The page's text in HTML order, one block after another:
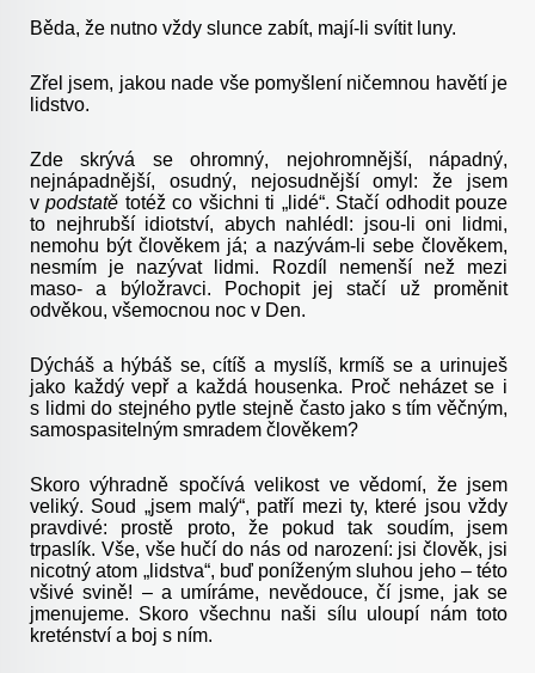
Běda, že nutno vždy slunce zabít, mají-li svítit luny.
Zřel jsem, jakou nade vše pomyšlení ničemnou havětí je
lidstvo.
Zde skrývá se ohromný, nejohromnější, nápadný,
nejnápadnější, osudný, nejosudnější omyl: že jsem
vpodstatě totéž co všichni ti „lidé“. Stačí odhodit pouze
to nejhrubší idiotství, abych nahlédl: jsou-li oni lidmi,
nemohu být člověkem já; a nazývám-li sebe člověkem,
nesmím je nazývat lidmi. Rozdíl nemenší než mezi
maso- a býložravci. Pochopit jej stačí už proměnit
odvěkou, všemocnou noc v Den.
Dýcháš a hýbáš se, cítíš a myslíš, krmíš se a urinuješ
jako každý vepř a každá housenka. Proč neházet se i
s lidmi do stejného pytle stejně často jako s tím věčným,
samospasitelným smradem člověkem?
Skoro výhradně spočívá velikost ve vědomí, že jsem
veliký. Soud „jsem malý“, patří mezi ty, které jsou vždy
pravdivé: prostě proto, že pokud tak soudím, jsem
trpaslík. Vše, vše hučí do nás od narození: jsi člověk, jsi
nicotný atom „lidstva“, buď poníženým sluhou jeho – této
všivé svině! – a umíráme, nevědouce, čí jsme, jak se
jmenujeme. Skoro všechnu naši sílu uloupí nám toto
kreténství a boj s ním.